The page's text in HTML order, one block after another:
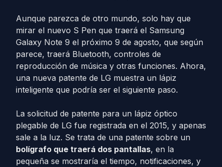
Aunque parezca de otro mundo, solo hay que
mirar el nuevo S Pen que traerá el Samsung
Galaxy Note 9 el próximo 9 de agosto, que según
parece, traerá Bluetooth, controles de
reproducción de música y otras funciones. Ahora,
una nueva patente de LG muestra un lápiz
inteligente que podría ser el siguiente paso.
La solicitud de patente para un lápiz óptico
plegable de LG fue registrada en el 2015, y apenas
sale a la luz. Se trata de una patente sobre un
bolígrafo que traerá dos pantallas, en la
pequeña se mostraría el tiempo, notificaciones, y